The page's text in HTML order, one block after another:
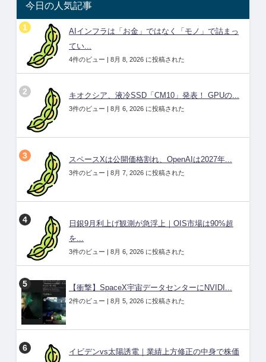
今日の人気記事
AIインフラは「お金」ではなく「モノ」で詰まっ
てい...
4件のビュー | 8月 8, 2026 に投稿された
キオクシア、液冷SSD「CM10」発表！ GPUの...
3件のビュー | 8月 6, 2026 に投稿された
スペースXは公開価格割れ、OpenAIは2027年...
3件のビュー | 8月 7, 2026 に投稿された
日銀9月利上げ観測が急浮上｜OIS市場は90%超
を...
3件のビュー | 8月 6, 2026 に投稿された
【衝撃】SpaceX宇宙データセンターにNVIDI...
2件のビュー | 8月 5, 2026 に投稿された
イビデンvs太陽誘電｜業績上方修正の中身で株価